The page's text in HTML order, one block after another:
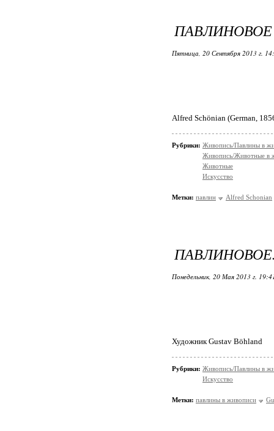
ПАВЛИНОВОЕ
Пятница, 20 Сентября 2013 г.
Alfred Schönian (German,
Рубрики: Живопись/Павлины в
Живопись/Животные в
Животные
Искусство
Метки: павлин Alfred Schоnian
Понедельник, 20 Мая 2013 г.
Художник Gustav Böhland
Рубрики: Живопись/Павлины в
Искусство
Метки: павлины в живописи